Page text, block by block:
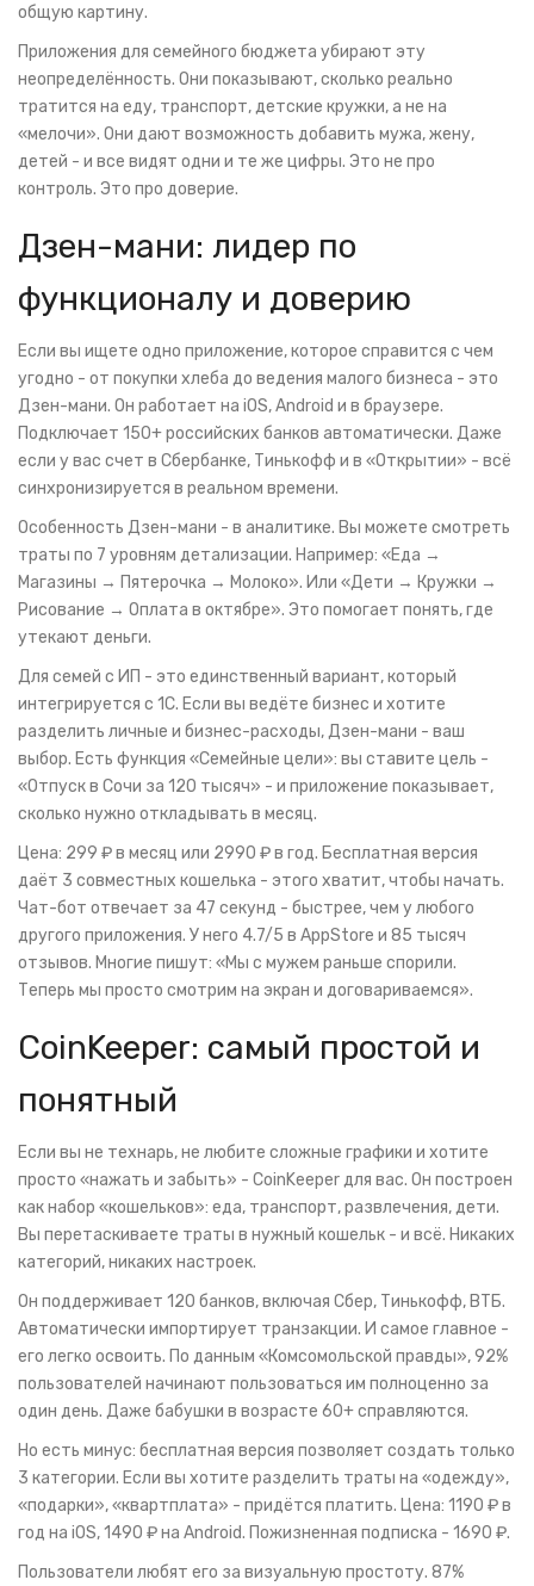
общую картину.
Приложения для семейного бюджета убирают эту
неопределённость. Они показывают, сколько реально
тратится на еду, транспорт, детские кружки, а не на
«мелочи». Они дают возможность добавить мужа, жену,
детей - и все видят одни и те же цифры. Это не про
контроль. Это про доверие.
Дзен-мани: лидер по
функционалу и доверию
Если вы ищете одно приложение, которое справится с чем
угодно - от покупки хлеба до ведения малого бизнеса - это
Дзен-мани. Он работает на iOS, Android и в браузере.
Подключает 150+ российских банков автоматически. Даже
если у вас счет в Сбербанке, Тинькофф и в «Открытии» - всё
синхронизируется в реальном времени.
Особенность Дзен-мани - в аналитике. Вы можете смотреть
траты по 7 уровням детализации. Например: «Еда →
Магазины → Пятерочка → Молоко». Или «Дети → Кружки →
Рисование → Оплата в октябре». Это помогает понять, где
утекают деньги.
Для семей с ИП - это единственный вариант, который
интегрируется с 1С. Если вы ведёте бизнес и хотите
разделить личные и бизнес-расходы, Дзен-мани - ваш
выбор. Есть функция «Семейные цели»: вы ставите цель -
«Отпуск в Сочи за 120 тысяч» - и приложение показывает,
сколько нужно откладывать в месяц.
Цена: 299 ₽ в месяц или 2990 ₽ в год. Бесплатная версия
даёт 3 совместных кошелька - этого хватит, чтобы начать.
Чат-бот отвечает за 47 секунд - быстрее, чем у любого
другого приложения. У него 4.7/5 в AppStore и 85 тысяч
отзывов. Многие пишут: «Мы с мужем раньше спорили.
Теперь мы просто смотрим на экран и договариваемся».
CoinKeeper: самый простой и
понятный
Если вы не технарь, не любите сложные графики и хотите
просто «нажать и забыть» - CoinKeeper для вас. Он построен
как набор «кошельков»: еда, транспорт, развлечения, дети.
Вы перетаскиваете траты в нужный кошельк - и всё. Никаких
категорий, никаких настроек.
Он поддерживает 120 банков, включая Сбер, Тинькофф, ВТБ.
Автоматически импортирует транзакции. И самое главное -
его легко освоить. По данным «Комсомольской правды», 92%
пользователей начинают пользоваться им полноценно за
один день. Даже бабушки в возрасте 60+ справляются.
Но есть минус: бесплатная версия позволяет создать только
3 категории. Если вы хотите разделить траты на «одежду»,
«подарки», «квартплата» - придётся платить. Цена: 1190 ₽ в
год на iOS, 1490 ₽ на Android. Пожизненная подписка - 1690 ₽.
Пользователи любят его за визуальную простоту. 87%